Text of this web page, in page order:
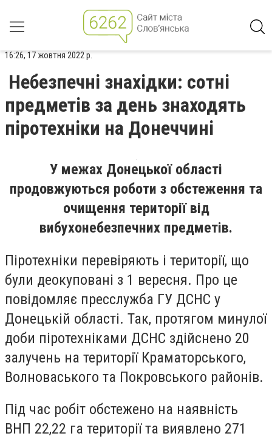
16:26, 17 жовтня 2022 р.
Небезпечні знахідки: сотні
предметів за день знаходять
піротехніки на Донеччині
У межах Донецької області
продовжуються роботи з обстеження та
очищення території від
вибухонебезпечних предметів.
Піротехніки перевіряють і території, що
були деокуповані з 1 вересня. Про це
повідомляє пресслужба ГУ ДСНС у
Донецькій області. Так, протягом минулої
доби піротехніками ДСНС здійснено 20
залучень на території Краматорського,
Волноваського та Покровського районів.
Під час робіт обстежено на наявність
ВНП 22,22 га території та виявлено 271